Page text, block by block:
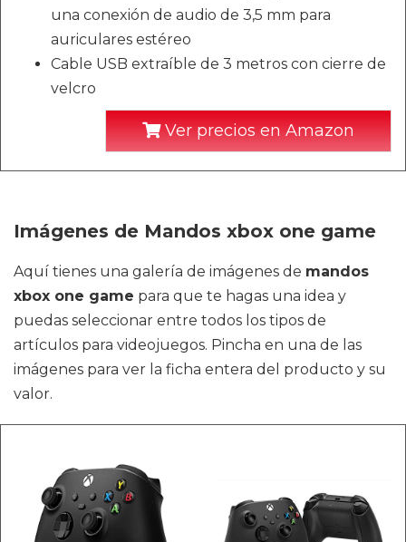
una conexión de audio de 3,5 mm para
auriculares estéreo
Cable USB extraíble de 3 metros con cierre de
velcro
Ver precios en Amazon
Imágenes de Mandos xbox one game
Aquí tienes una galería de imágenes de mandos
xbox one game para que te hagas una idea y
puedas seleccionar entre todos los tipos de
artículos para videojuegos. Pincha en una de las
imágenes para ver la ficha entera del producto y su
valor.